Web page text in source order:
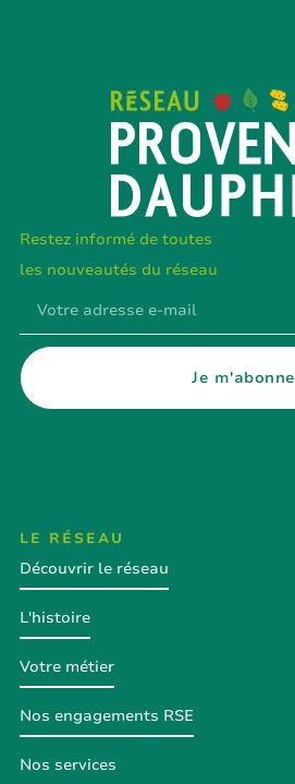
Restez informé de toutes
les nouveautés du réseau
Je m'abonne
LE RÉSEAU
Découvrir le réseau
L'histoire
Votre métier
Nos engagements RSE
Nos services